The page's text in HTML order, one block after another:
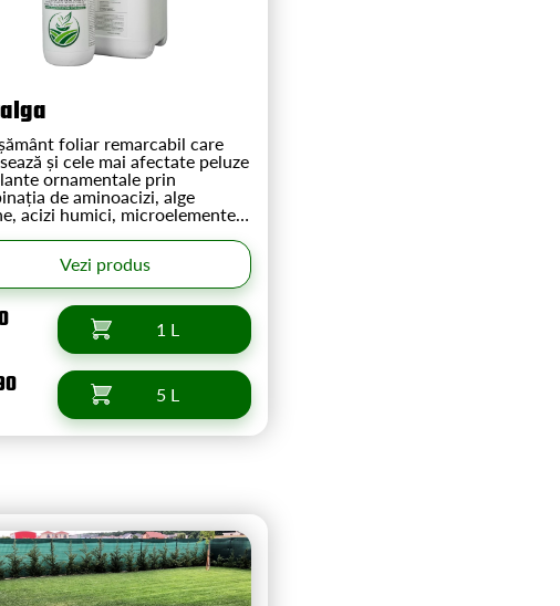
foliar remarcabil care
și cele mai afectate peluze
ornamentale prin
de aminoacizi, alge
acizi humici, microelemente,
metabolismul plantei. Se
folosi la orice plantă verde!
Vezi produs
1 L
5 L